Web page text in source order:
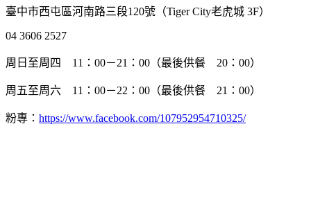
臺中市西屯區河南路三段120號（Tiger City老虎城 3F）
04 3606 2527
周日至周四 11：00－21：00（最後供餐 20：00）
周五至周六 11：00－22：00（最後供餐 21：00）
粉專： https://www.facebook.com/107952954710325/